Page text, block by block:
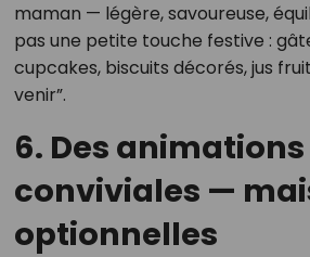
maman — légère, savoureuse,
pas une petite touche festive :
cupcakes, biscuits décorés, jus
venir”.
6. Des
conviviales —
optionnelles